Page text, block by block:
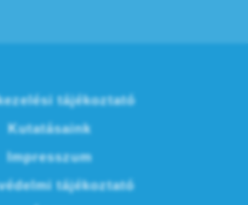
tájékoztató
Kutatásaink
Impresszum
tájékoztató